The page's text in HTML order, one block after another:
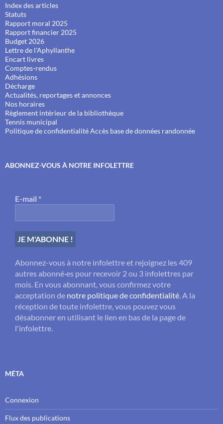
Index des articles
Statuts
Rapport moral 2025
Rapport financier 2025
Budget 2026
Lettre de l'Aphyllanthe
Encart livres
Comptes-rendus
Adhésions
Décharge
Actualités, reportages et annonces
Nos horaires
Règlement intérieur de la bibliothèque
Tennis municipal
Politique de confidentialitéAccès base de données randonnée
ABONNEZ-VOUS À NOTRE INFOLETTRE
E-mail *
Abonnez-vous à notre infolettre et rejoignez les 409
autres abonné·es pour recevoir 2 ou 3 infolettres par
mois. En vous abonnant, vous confirmez votre
acceptation de notre politique de confidentialité . A la
réception de toute infolettre, vous pouvez vous
désabonner en utilisant le lien en bas de la page de
l'infolettre.
MÉTA
Connexion
Flux des publications